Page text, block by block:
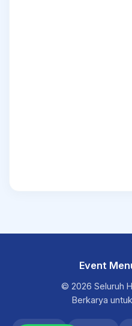
Event
© 2026 Seluruh
Berkarya